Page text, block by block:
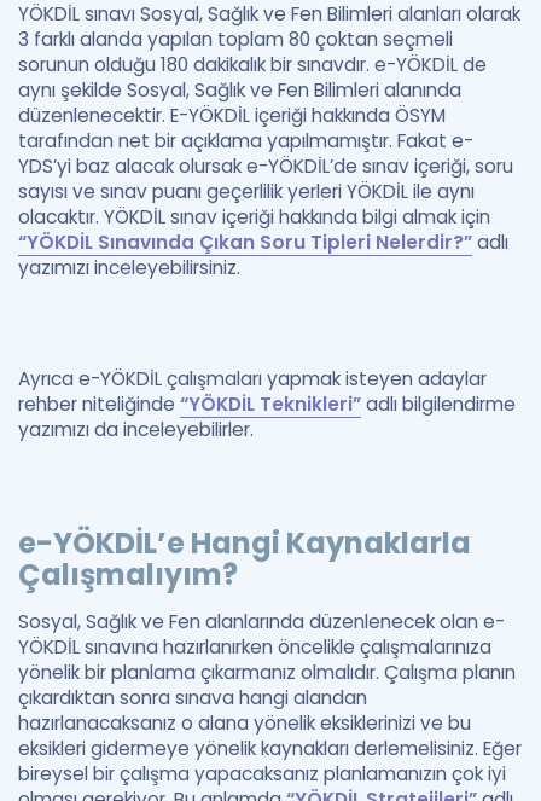
YÖKDİL sınavı Sosyal, Sağlık ve Fen Bilimleri alanları olarak
3 farklı alanda yapılan toplam 80 çoktan seçmeli
sorunun olduğu 180 dakikalık bir sınavdır. e-YÖKDİL de
aynı şekilde Sosyal, Sağlık ve Fen Bilimleri alanında
düzenlenecektir. E-YÖKDİL içeriği hakkında ÖSYM
tarafından net bir açıklama yapılmamıştır. Fakat e-
YDS’yi baz alacak olursak e-YÖKDİL’de sınav içeriği, soru
sayısı ve sınav puanı geçerlilik yerleri YÖKDİL ile aynı
olacaktır. YÖKDİL sınav içeriği hakkında bilgi almak için
“YÖKDİL Sınavında Çıkan Soru Tipleri Nelerdir?”adlı
yazımızı inceleyebilirsiniz.
Ayrıca e-YÖKDİL çalışmaları yapmak isteyen adaylar
rehber niteliğinde “YÖKDİL Teknikleri”adlı bilgilendirme
yazımızı da inceleyebilirler.
e-YÖKDİL’e Hangi Kaynaklarla
Çalışmalıyım?
Sosyal, Sağlık ve Fen alanlarında düzenlenecek olan e-
YÖKDİL sınavına hazırlanırken öncelikle çalışmalarınıza
yönelik bir planlama çıkarmanız olmalıdır. Çalışma planın
çıkardıktan sonra sınava hangi alandan
hazırlanacaksanız o alana yönelik eksiklerinizi ve bu
eksikleri gidermeye yönelik kaynakları derlemelisiniz. Eğer
bireysel bir çalışma yapacaksanız planlamanızın çok iyi